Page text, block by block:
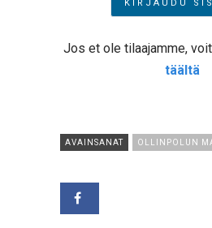
Jos et ole tilaajamme,
täältä
AVAINSANAT OLLINPOLUN